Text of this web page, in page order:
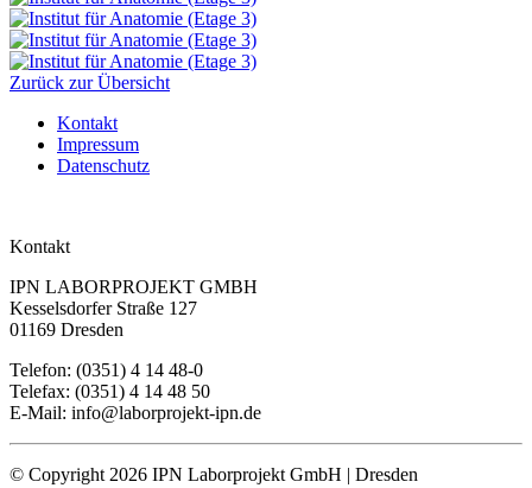
Zurück zur Übersicht
Kontakt
Impressum
Datenschutz
Kontakt
IPN LABORPROJEKT GMBH
Kesselsdorfer Straße 127
01169 Dresden
Telefon: (0351) 4 14 48-0
Telefax: (0351) 4 14 48 50
E-Mail: info@laborprojekt-ipn.de
© Copyright 2026 IPN Laborprojekt GmbH | Dresden